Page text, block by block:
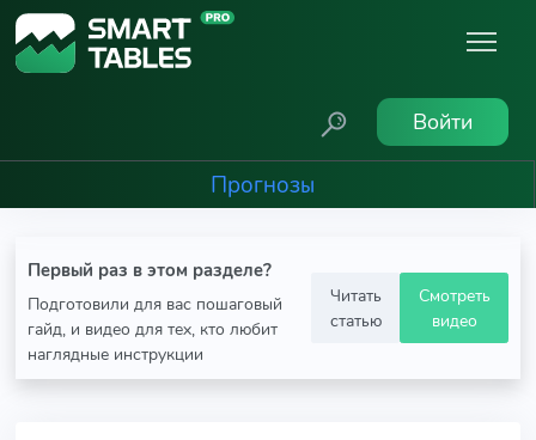
Войти
Прогнозы
Первый раз в этом разделе?
Подготовили для вас пошаговый
гайд, и видео для тех, кто любит
наглядные инструкции
Читать
статью
Смотреть
видео